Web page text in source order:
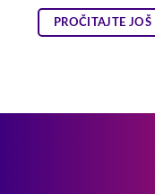
PROČITAJTE JOŠ